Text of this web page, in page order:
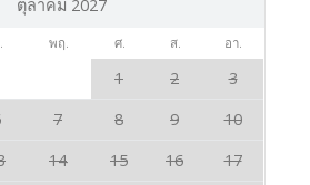
ตุลาคม 2027
พฤ. ศ. ส. อา.
1 2
3
7 8 9
10
14 15 16
17